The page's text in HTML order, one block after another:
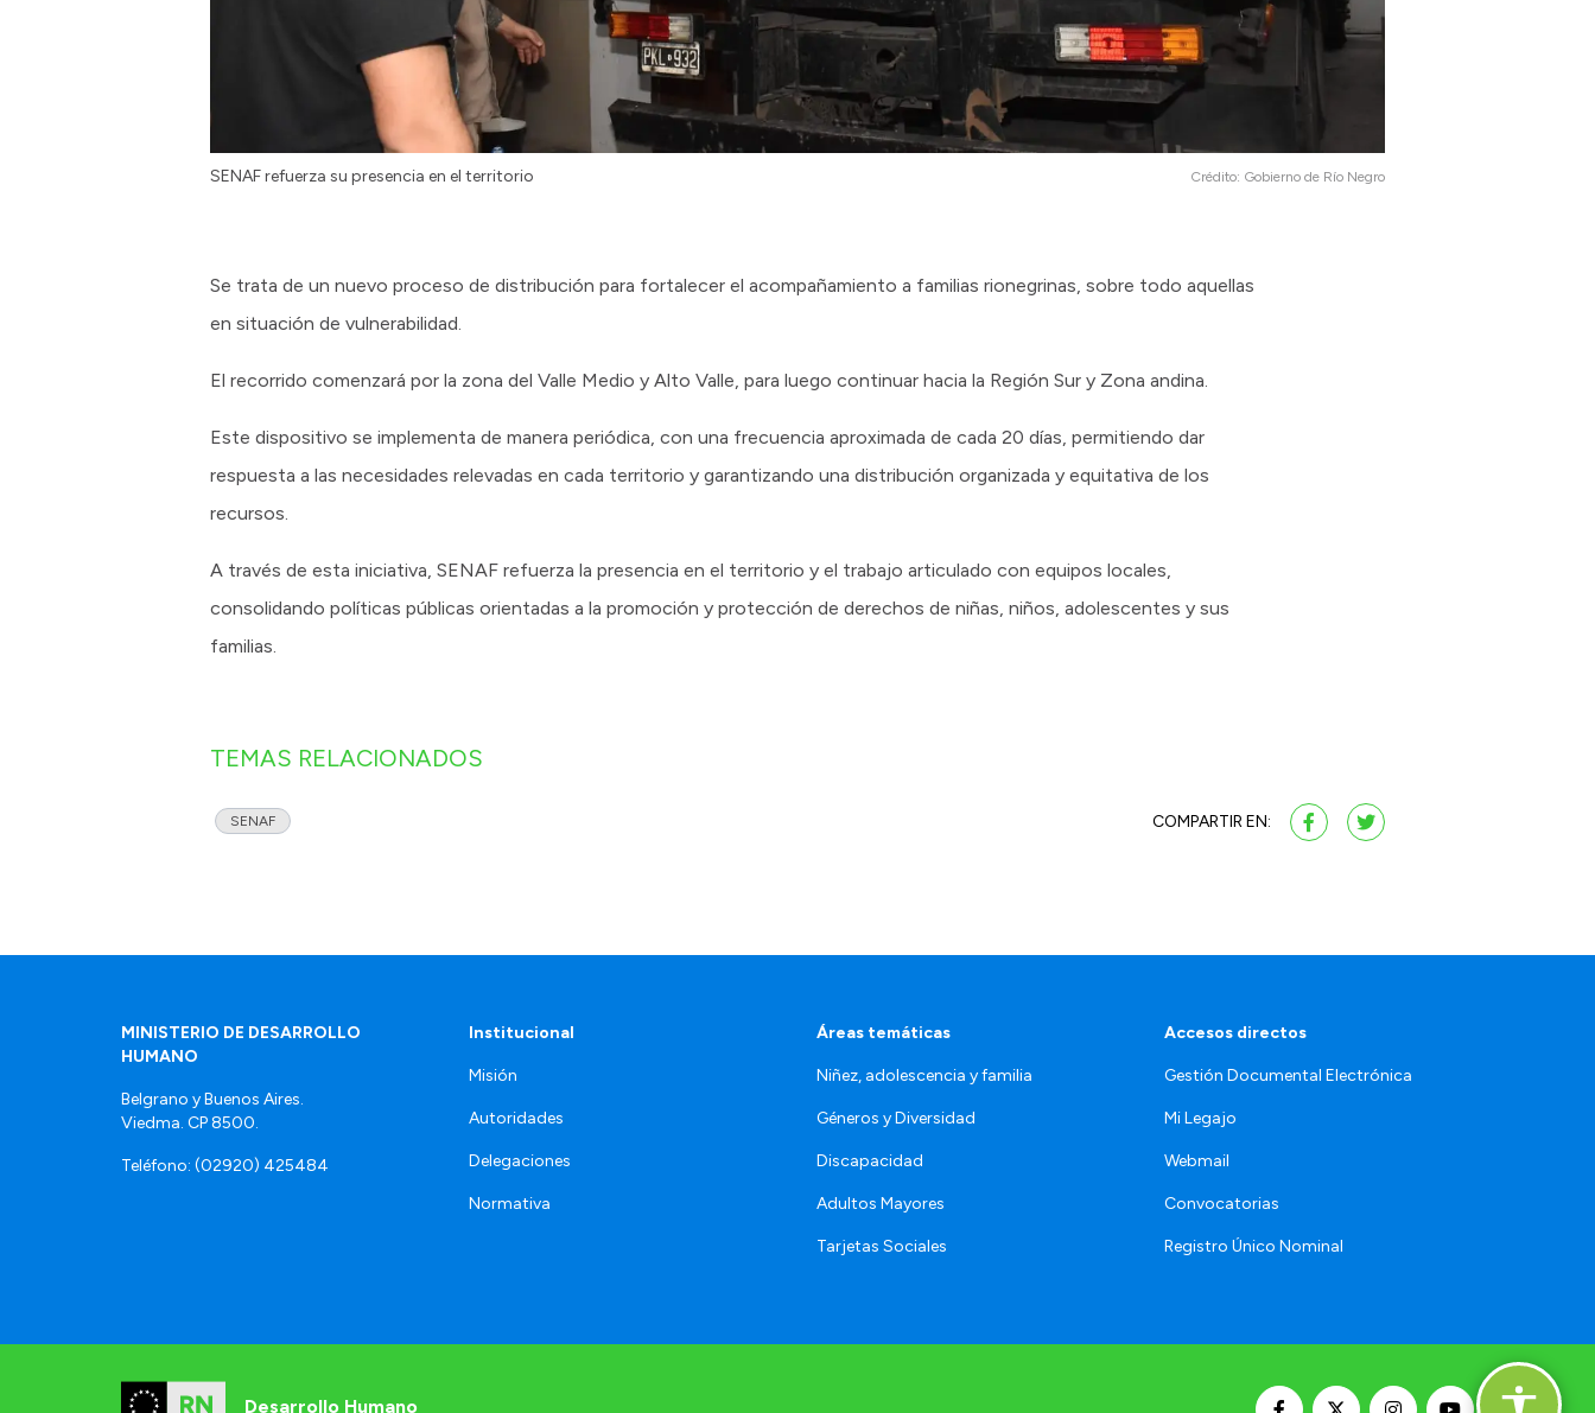
SENAF refuerza su presencia en el territorio Crédito: Gobierno de Río Negro
Se trata de un nuevo proceso de distribución para fortalecer el acompañamiento a familias rionegrinas, sobre todo aquellas
en situación de vulnerabilidad.
El recorrido comenzará por la zona del Valle Medio y Alto Valle, para luego continuar hacia la Región Sur y Zona andina.
Este dispositivo se implementa de manera periódica, con una frecuencia aproximada de cada 20 días, permitiendo dar
respuesta a las necesidades relevadas en cada territorio y garantizando una distribución organizada y equitativa de los
recursos.
A través de esta iniciativa, SENAF refuerza la presencia en el territorio y el trabajo articulado con equipos locales,
consolidando políticas públicas orientadas a la promoción y protección de derechos de niñas, niños, adolescentes y sus
familias.
TEMAS RELACIONADOS
SENAF COMPARTIR EN:
MINISTERIO DE DESARROLLO
HUMANO
Belgrano y Buenos Aires.
Viedma. CP 8500.
Teléfono: (02920) 425484
Institucional
Misión
Autoridades
Delegaciones
Normativa
Áreas temáticas
Niñez, adolescencia y familia
Géneros y Diversidad
Discapacidad
Adultos Mayores
Tarjetas Sociales
Accesos directos
Gestión Documental Electrónica
Mi Legajo
Webmail
Convocatorias
Registro Único Nominal
Desarrollo Humano